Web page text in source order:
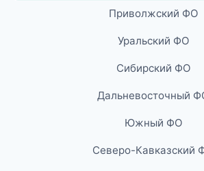
Приволжский ФО
Уральский ФО
Сибирский ФО
Дальневосточный
Южный ФО
Северо-Кавказский